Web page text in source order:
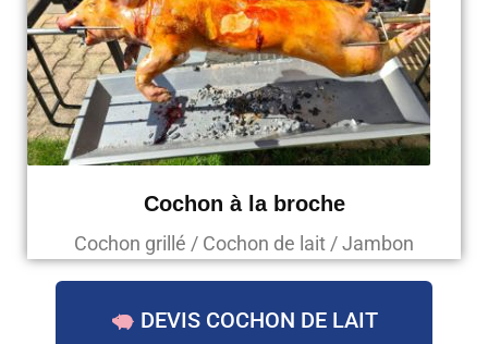
Cochon à la broche
Cochon grillé / Cochon de lait / Jambon
DEVIS COCHON DE LAIT